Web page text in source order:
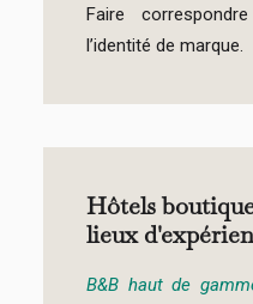
Faire
l’identité de marque.
Hôtels
lieux
B&B haut de